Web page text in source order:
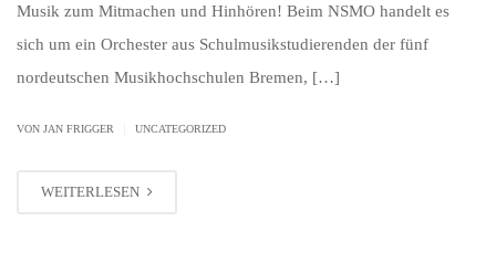
Musik zum Mitmachen und Hinhören! Beim NSMO handelt es
sich um ein Orchester aus Schulmusikstudierenden der fünf
nordeutschen Musikhochschulen Bremen, […]
VON JAN FRIGGER UNCATEGORIZED
WEITERLESEN